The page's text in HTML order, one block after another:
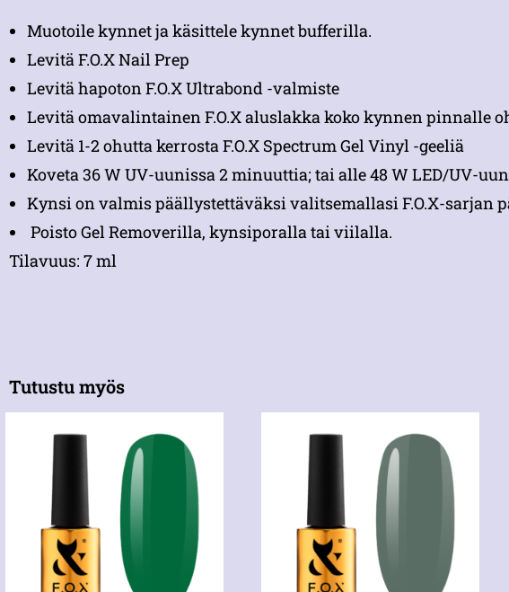
Muotoile kynnet ja käsittele kynnet bufferilla.
Levitä F.O.X Nail Prep
Levitä hapoton F.O.X Ultrabond -valmiste
Levitä omavalintainen F.O.X aluslakka koko kynnen pinnalle
Levitä 1-2 ohutta kerrosta F.O.X Spectrum Gel Vinyl -geeliä
Koveta 36 W UV-uunissa 2 minuuttia; tai alle 48 W LED/UV-
Kynsi on valmis päällystettäväksi valitsemallasi F.O.X-sarjan
Poisto Gel Removerilla, kynsiporalla tai viilalla.
Tilavuus: 7 ml
Tutustu myös